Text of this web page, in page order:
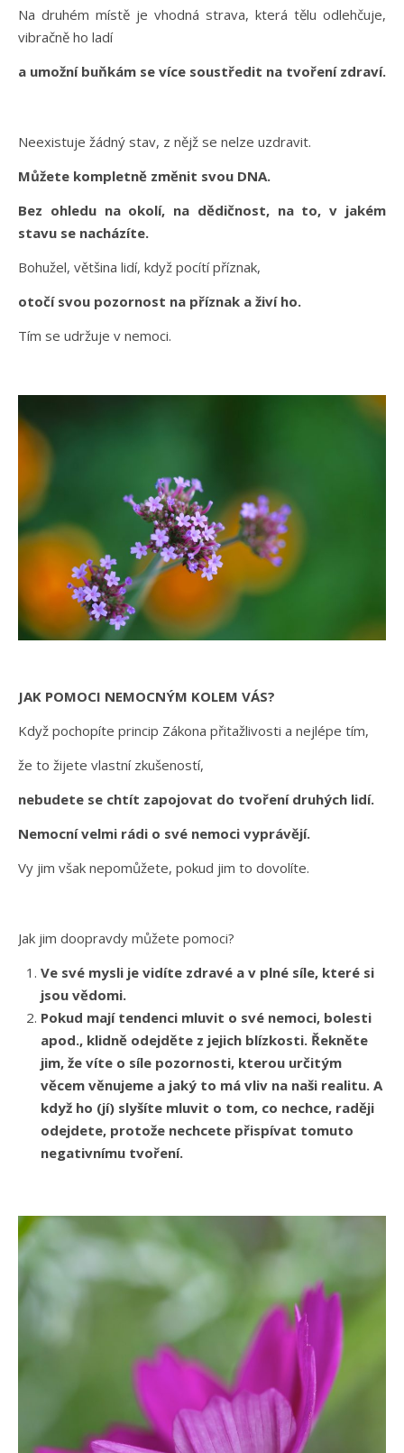
Na druhém místě je vhodná strava, která tělu odlehčuje,
vibračně ho ladí
a umožní buňkám se více soustředit na tvoření zdraví.
Neexistuje žádný stav, z nějž se nelze uzdravit.
Můžete kompletně změnit svou DNA.
Bez ohledu na okolí, na dědičnost, na to, v jakém
stavu se nacházíte.
Bohužel, většina lidí, když pocítí příznak,
otočí svou pozornost na příznak a živí ho.
Tím se udržuje v nemoci.
JAK POMOCI NEMOCNÝM KOLEM VÁS?
Když pochopíte princip Zákona přitažlivosti a nejlépe tím,
že to žijete vlastní zkušeností,
nebudete se chtít zapojovat do tvoření druhých lidí.
Nemocní velmi rádi o své nemoci vyprávějí.
Vy jim však nepomůžete, pokud jim to dovolíte.
Jak jim doopravdy můžete pomoci?
Ve své mysli je vidíte zdravé a v plné síle, které si
jsou vědomi.
Pokud mají tendenci mluvit o své nemoci, bolesti
apod., klidně odejděte z jejich blízkosti. Řekněte
jim, že víte o síle pozornosti, kterou určitým
věcem věnujeme a jaký to má vliv na naši realitu. A
když ho (jí) slyšíte mluvit o tom, co nechce, raději
odejdete, protože nechcete přispívat tomuto
negativnímu tvoření.